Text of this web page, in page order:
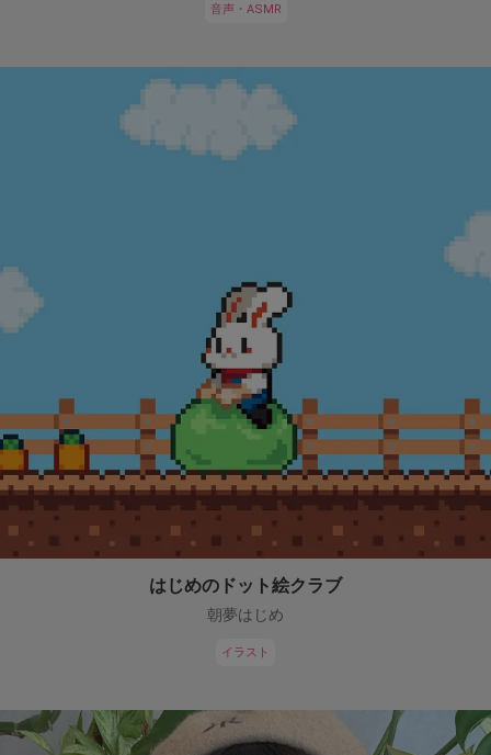
音声・ASMR
はじめのドット絵クラブ
朝夢はじめ
イラスト